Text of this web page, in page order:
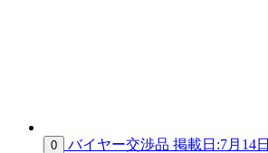
0 バイヤー交渉品 掲載日:7月14日